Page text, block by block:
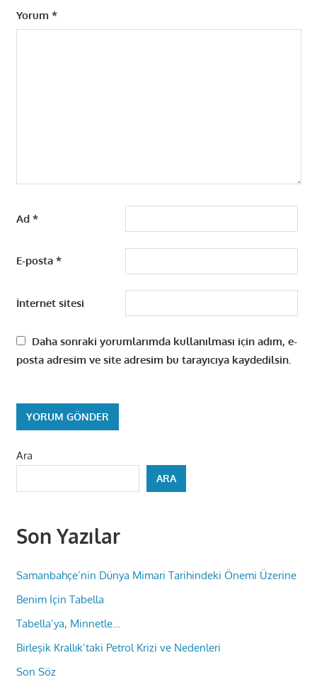
Yorum *
Ad *
E-posta *
İnternet sitesi
Daha sonraki yorumlarımda kullanılması için adım, e-
posta adresim ve site adresim bu tarayıcıya kaydedilsin.
Ara
ARA
Son Yazılar
Samanbahçe’nin Dünya Mimari Tarihindeki Önemi Üzerine
Benim İçin Tabella
Tabella’ya, Minnetle…
Birleşik Krallık’taki Petrol Krizi ve Nedenleri
Son Söz